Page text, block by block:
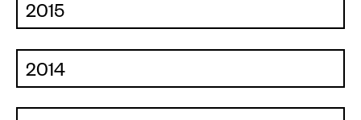
2015
2014